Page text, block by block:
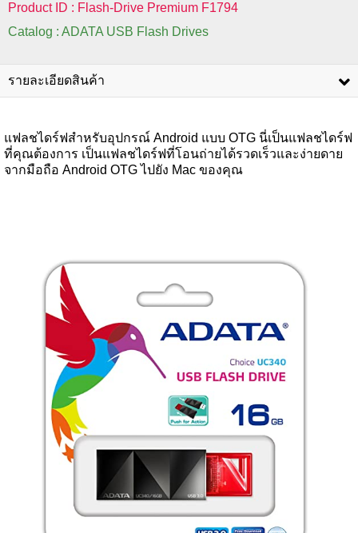
Product ID : Flash-Drive Premium F1794
Catalog : ADATA USB Flash Drives
รายละเอียดสินค้า
แฟลชไดร์ฟสำหรับอุปกรณ์ Android แบบ OTG นี่เป็นแฟลชไดร์ฟ
ที่คุณต้องการ เป็นแฟลชไดร์ฟที่โอนถ่ายได้รวดเร็วและง่ายดาย
จากมือถือ Android OTG ไปยัง Mac ของคุณ